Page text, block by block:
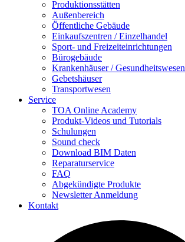
Produktionsstätten
Außenbereich
Öffentliche Gebäude
Einkaufszentren / Einzelhandel
Sport- und Freizeiteinrichtungen
Bürogebäude
Krankenhäuser / Gesundheitswesen
Gebetshäuser
Transportwesen
Service
TOA Online Academy
Produkt-Videos und Tutorials
Schulungen
Sound check
Download BIM Daten
Reparaturservice
FAQ
Abgekündigte Produkte
Newsletter Anmeldung
Kontakt